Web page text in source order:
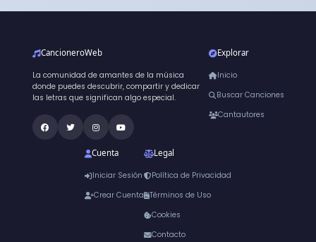
CancioneroWeb
La comunidad de amantes de la música
donde puedes descubrir, compartir y dedicar
las letras que significan algo especial.
Explorar
Inicio
Buscar Canciones
Cantautores
Cuenta
Iniciar Sesión
Crear Cuenta
Legal
Política de Privacidad
Términos de Uso
Cookies
Contacto